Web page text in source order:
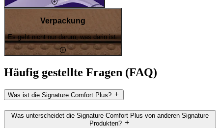
Verpackung
Es geht nicht nur darum, was darin ist.
Häufig gestellte Fragen (FAQ)
Was ist die Signature Comfort Plus?
Was unterscheidet die Signature Comfort Plus von anderen Signature
Produkten?